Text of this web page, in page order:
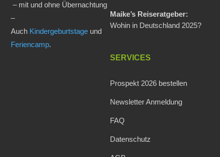
– mit und ohne Übernachtung
–
Auch Kindergeburtstage und
Feriencamp.
Maike’s Reiseratgeber:
Wohin in Deutschland 2025?
SERVICES
Prospekt 2026 bestellen
Newsletter Anmeldung
FAQ
Datenschutz